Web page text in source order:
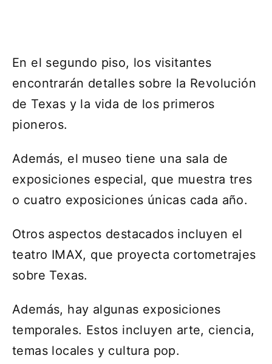
En el segundo piso, los visitantes
encontrarán detalles sobre la Revolución
de Texas y la vida de los primeros
pioneros.
Además, el museo tiene una sala de
exposiciones especial, que muestra tres
o cuatro exposiciones únicas cada año.
Otros aspectos destacados incluyen el
teatro IMAX, que proyecta cortometrajes
sobre Texas.
Además, hay algunas exposiciones
temporales. Estos incluyen arte, ciencia,
temas locales y cultura pop.